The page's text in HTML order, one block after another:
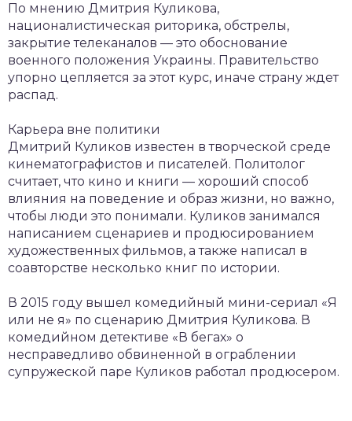
По мнению Дмитрия Куликова,
националистическая риторика, обстрелы,
закрытие телеканалов — это обоснование
военного положения Украины. Правительство
упорно цепляется за этот курс, иначе страну ждет
распад.
Карьера вне политики
Дмитрий Куликов известен в творческой среде
кинематографистов и писателей. Политолог
считает, что кино и книги — хороший способ
влияния на поведение и образ жизни, но важно,
чтобы люди это понимали. Куликов занимался
написанием сценариев и продюсированием
художественных фильмов, а также написал в
соавторстве несколько книг по истории.
В 2015 году вышел комедийный мини-сериал «Я
или не я» по сценарию Дмитрия Куликова. В
комедийном детективе «В бегах» о
несправедливо обвиненной в ограблении
супружеской паре Куликов работал продюсером.